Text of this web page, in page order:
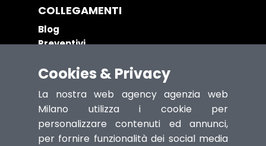
COLLEGAMENTI
Blog
Preventivi
Riparazione Computer
Grande Distribuzione
Cookies & Privacy
La nostra web agency agenzia web
Milano utilizza i cookie per
personalizzare contenuti ed annunci,
per fornire funzionalità dei social media